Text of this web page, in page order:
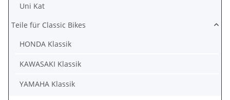
Uni Kat
Teile für Classic Bikes
HONDA Klassik
KAWASAKI Klassik
YAMAHA Klassik